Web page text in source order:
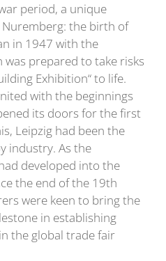
period, a unique
the birth of
in 1947 with the
was prepared to take risks
Exhibition“ to life.
with the beginnings
its doors for the first
Leipzig had been the
industry. As the
developed into the
the end of the 19th
were keen to bring the
in establishing
the global trade fair